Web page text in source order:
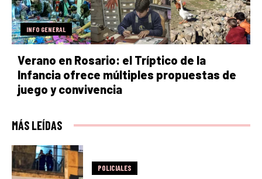
INFO GENERAL
Verano en Rosario: el Tríptico de la
Infancia ofrece múltiples propuestas de
juego y convivencia
MÁS LEÍDAS
POLICIALES